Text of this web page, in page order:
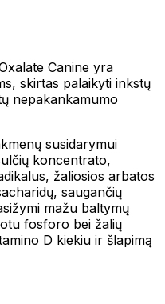
Canine yra
skirtas palaikyti inkstų
nepakankamumo
susidarymui
koncentrato,
žaliosios arbatos
saugančių
mažu baltymų
fosforo bei žalių
D kiekiu ir šlapimą